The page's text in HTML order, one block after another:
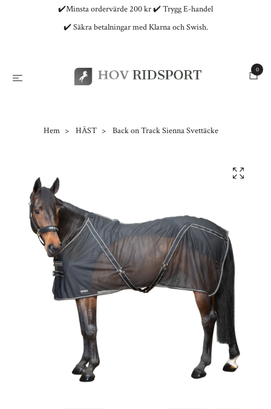
✔️Minsta ordervärde 200 kr ✔️ Trygg E-handel
✔️ Säkra betalningar med Klarna och Swish.
0
Hem HÄST Back on Track Sienna Svettäcke